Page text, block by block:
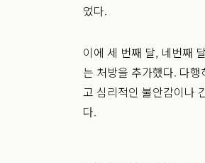
었다.
이에 세 번째 달, 네번째
는 처방을 추가했다. 다
고 심리적인 불안감이나
다.